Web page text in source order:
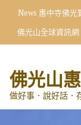
content
News 惠中寺佛
佛光山全球資訊網
佛光山
做好事．說好話．